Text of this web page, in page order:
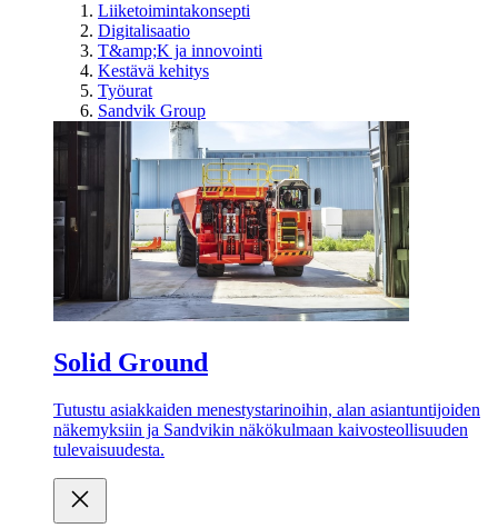
Liiketoimintakonsepti
Digitalisaatio
T&amp;K ja innovointi
Kestävä kehitys
Työurat
Sandvik Group
Solid Ground
Tutustu asiakkaiden menestystarinoihin, alan asiantuntijoiden
näkemyksiin ja Sandvikin näkökulmaan kaivosteollisuuden
tulevaisuudesta.